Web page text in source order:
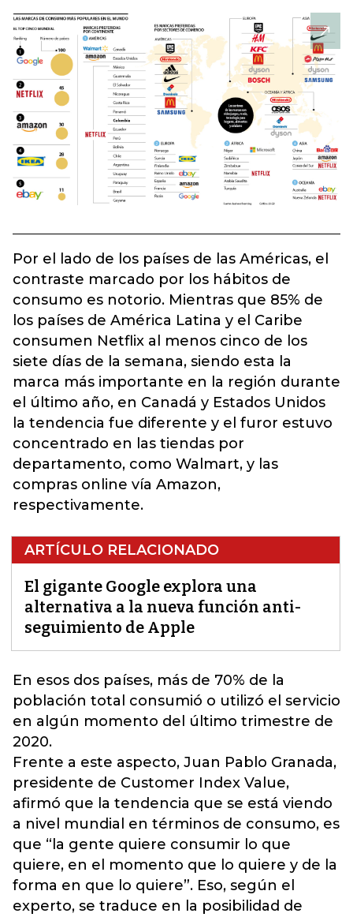
Por el lado de los países de las Américas, el
contraste marcado por los hábitos de
consumo es notorio. Mientras que 85% de
los países de América Latina y el Caribe
consumen Netflix al menos cinco de los
siete días de la semana, siendo esta la
marca más importante en la región durante
el último año, en Canadá y Estados Unidos
la tendencia fue diferente y el furor estuvo
concentrado en las tiendas por
departamento, como Walmart, y las
compras online vía Amazon,
respectivamente.
ARTÍCULO RELACIONADO
El gigante Google explora una
alternativa a la nueva función anti-
seguimiento de Apple
En esos dos países, más de 70% de la
población total consumió o utilizó el servicio
en algún momento del último trimestre de
2020.
Frente a este aspecto, Juan Pablo Granada,
presidente de Customer Index Value,
afirmó que la tendencia que se está viendo
a nivel mundial en términos de consumo, es
que “la gente quiere consumir lo que
quiere, en el momento que lo quiere y de la
forma en que lo quiere”. Eso, según el
experto, se traduce en la posibilidad de